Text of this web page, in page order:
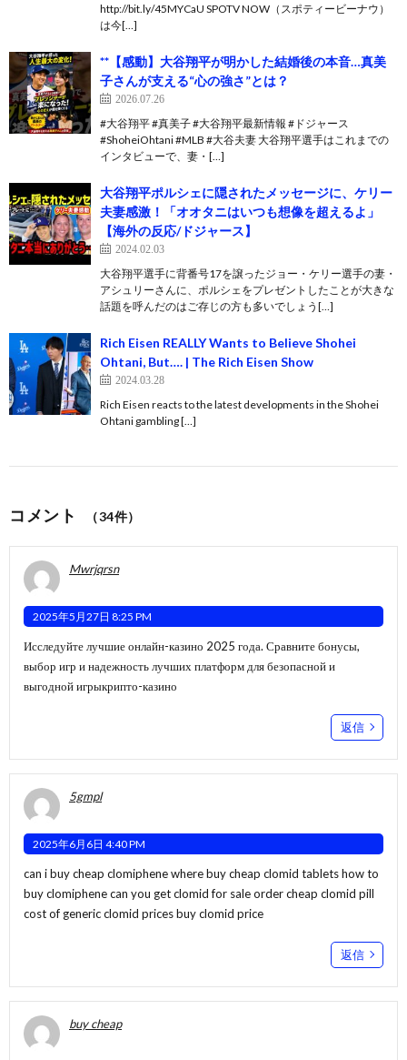
http://bit.ly/45MYCaU SPOTV NOW（スポティービーナウ）
は今[…]
**【感動】大谷翔平が明かした結婚後の本音…真美
子さんが支える“心の強さ”とは？
2026.07.26
#大谷翔平 #真美子 #大谷翔平最新情報 #ドジャース
#ShoheiOhtani #MLB #大谷夫妻 大谷翔平選手はこれまでの
インタビューで、妻・[…]
大谷翔平ポルシェに隠されたメッセージに、ケリー
夫妻感激！「オオタニはいつも想像を超えるよ」
【海外の反応/ドジャース】
2024.02.03
大谷翔平選手に背番号17を譲ったジョー・ケリー選手の妻・
アシュリーさんに、ポルシェをプレゼントしたことが大きな
話題を呼んだのはご存じの方も多いでしょう[…]
Rich Eisen REALLY Wants to Believe Shohei
Ohtani, But…. | The Rich Eisen Show
2024.03.28
Rich Eisen reacts to the latest developments in the Shohei
Ohtani gambling […]
コメント （34件）
Mwrjqrsn
2025年5月27日 8:25 PM
Исследуйте лучшие онлайн-казино 2025 года. Сравните бонусы,
выбор игр и надежность лучших платформ для безопасной и
выгодной игрыкрипто-казино
返信
5gmpl
2025年6月6日 4:40 PM
can i buy cheap clomiphene where buy cheap clomid tablets how to
buy clomiphenecan you get clomid for saleorder cheap clomid pill
cost of generic clomid prices buy clomid price
返信
buy cheap